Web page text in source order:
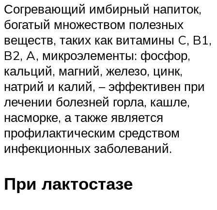
Согревающий имбирный напиток,
богатый множеством полезных
веществ, таких как витамины C, B1,
B2, A, микроэлементы: фосфор,
кальций, магний, железо, цинк,
натрий и калий, – эффективен при
лечении болезней горла, кашле,
насморке, а также является
профилактическим средством
инфекционных заболеваний.
При лактостазе